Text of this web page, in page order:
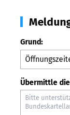
Grund:
Übermittle